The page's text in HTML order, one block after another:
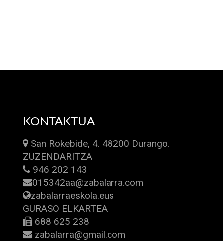
KONTAKTUA
San Rokebide, 4. 48200 Durango.
ZUZENDARITZA
946 202 143
015342aa@zabalarra.com
zabalarraeskola.eus
GURASO ELKARTEA
688 625 238
zabalarra@gmail.com